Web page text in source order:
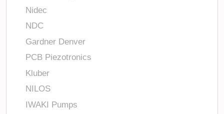
Nidec
NDC
Gardner Denver
PCB Piezotronics
Kluber
NILOS
IWAKI Pumps